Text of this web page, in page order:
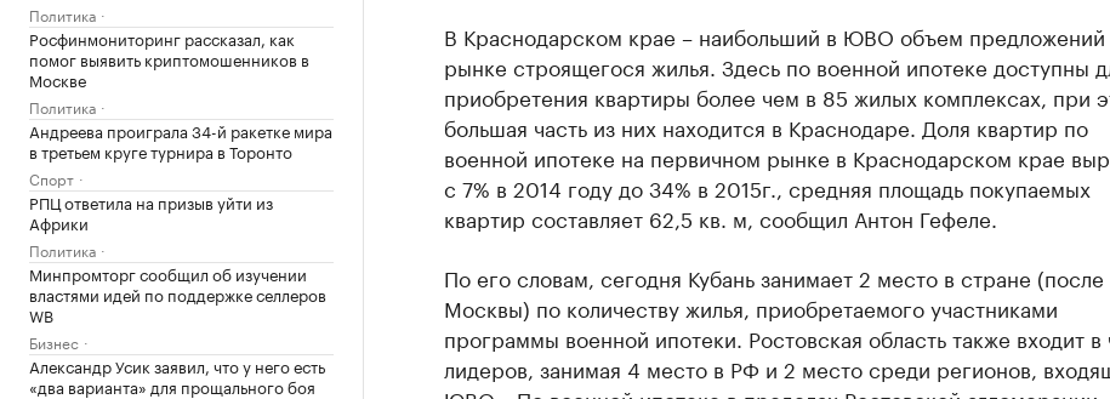
Политика
Росфинмониторинг рассказал, как
помог выявить криптомошенников в
Москве
Политика
Андреева проиграла 34-й ракетке мира
в третьем круге турнира в Торонто
Спорт
РПЦ ответила на призыв уйти из
Африки
Политика
Минпромторг сообщил об изучении
властями идей по поддержке селлеров
WB
Бизнес
Александр Усик заявил, что у него есть
«два варианта» для прощального боя
В Краснодарском крае – наибольший в ЮВО объем предложений
рынке строящегося жилья. Здесь по военной ипотеке доступны
приобретения квартиры более чем в 85 жилых комплексах, при
большая часть из них находится в Краснодаре. Доля квартир по
военной ипотеке на первичном рынке в Краснодарском крае
с 7% в 2014 году до 34% в 2015г., средняя площадь покупаемых
квартир составляет 62,5 кв. м, сообщил Антон Гефеле.
По его словам, сегодня Кубань занимает 2 место в стране (после
Москвы) по количеству жилья, приобретаемого участниками
программы военной ипотеки. Ростовская область также входит в
лидеров, занимая 4 место в РФ и 2 место среди регионов,